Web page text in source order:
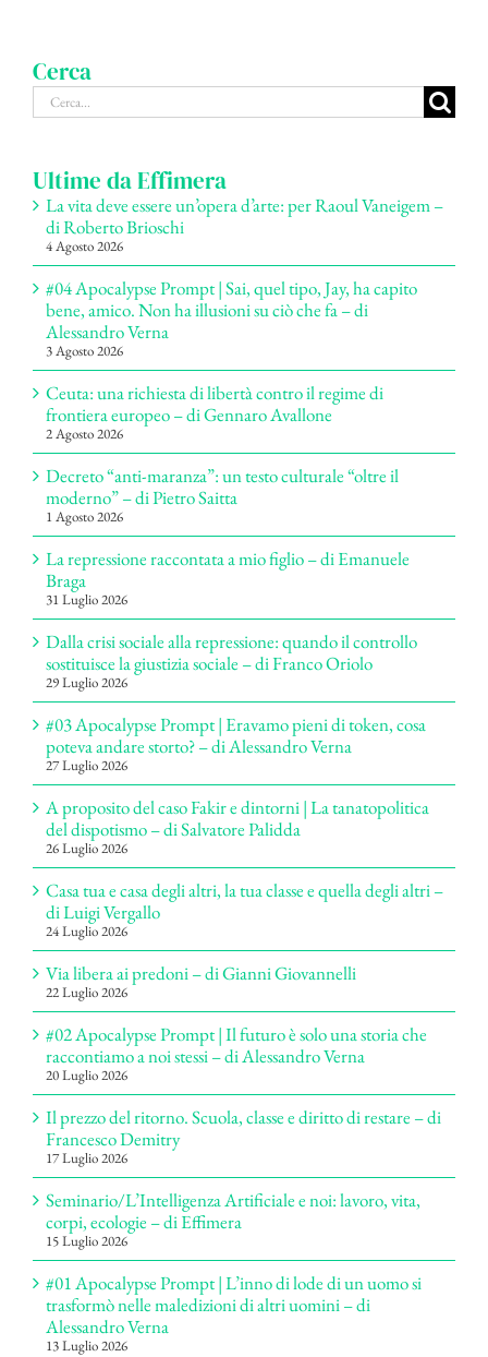
Cerca
Cerca
per:
Ultime da Effimera
La vita deve essere un’opera d’arte: per Raoul Vaneigem –
di Roberto Brioschi
4 Agosto 2026
#04 Apocalypse Prompt | Sai, quel tipo, Jay, ha capito
bene, amico. Non ha illusioni su ciò che fa – di
Alessandro Verna
3 Agosto 2026
Ceuta: una richiesta di libertà contro il regime di
frontiera europeo – di Gennaro Avallone
2 Agosto 2026
Decreto “anti-maranza”: un testo culturale “oltre il
moderno” – di Pietro Saitta
1 Agosto 2026
La repressione raccontata a mio figlio – di Emanuele
Braga
31 Luglio 2026
Dalla crisi sociale alla repressione: quando il controllo
sostituisce la giustizia sociale – di Franco Oriolo
29 Luglio 2026
#03 Apocalypse Prompt | Eravamo pieni di token, cosa
poteva andare storto? – di Alessandro Verna
27 Luglio 2026
A proposito del caso Fakir e dintorni | La tanatopolitica
del dispotismo – di Salvatore Palidda
26 Luglio 2026
Casa tua e casa degli altri, la tua classe e quella degli altri –
di Luigi Vergallo
24 Luglio 2026
Via libera ai predoni – di Gianni Giovannelli
22 Luglio 2026
#02 Apocalypse Prompt | Il futuro è solo una storia che
raccontiamo a noi stessi – di Alessandro Verna
20 Luglio 2026
Il prezzo del ritorno. Scuola, classe e diritto di restare – di
Francesco Demitry
17 Luglio 2026
Seminario/L’Intelligenza Artificiale e noi: lavoro, vita,
corpi, ecologie – di Effimera
15 Luglio 2026
#01 Apocalypse Prompt | L’inno di lode di un uomo si
trasformò nelle maledizioni di altri uomini – di
Alessandro Verna
13 Luglio 2026